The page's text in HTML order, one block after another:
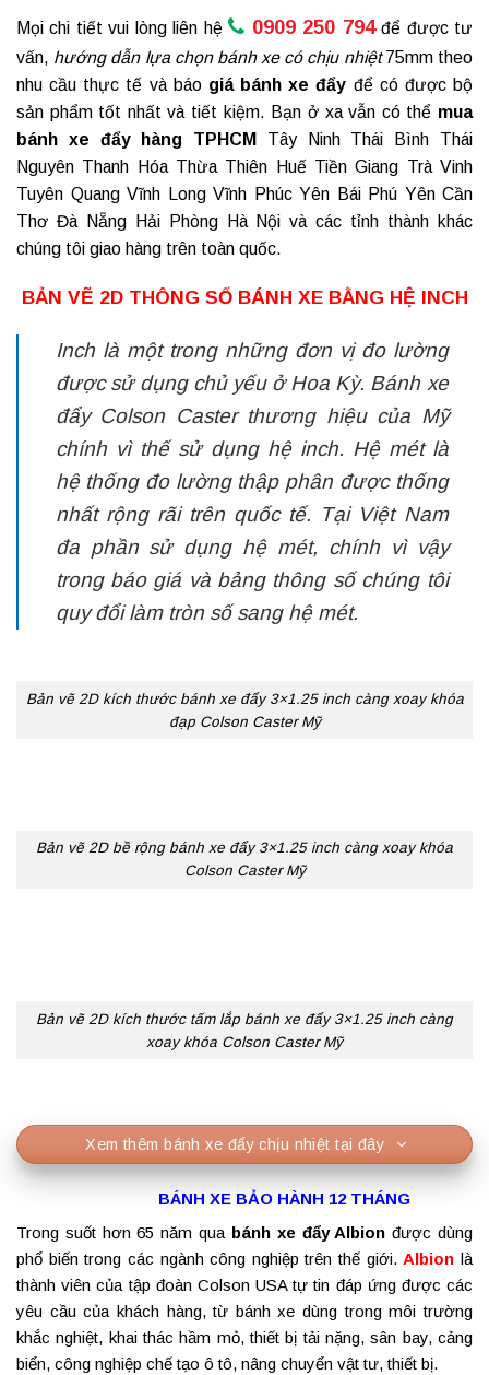
Mọi chi tiết vui lòng liên hệ 0909 250 794để được tư
vấn, hướng dẫn lựa chọn bánh xe có chịu nhiệt75mm theo
nhu cầu thực tế và báo giábánh xe đẩy để có được bộ
sản phẩm tốt nhất và tiết kiệm. Bạn ở xa vẫn có thể mua
bánh xe đẩy hàng TPHCM
Tây Ninh Thái Bình Thái
Nguyên Thanh Hóa Thừa Thiên Huế Tiền Giang Trà Vinh
Tuyên Quang Vĩnh Long Vĩnh Phúc Yên Bái Phú Yên Cần
Thơ Đà Nẵng Hải Phòng Hà Nội và các tỉnh thành khác
chúng tôi giao hàng trên toàn quốc.
BẢN VẼ 2D THÔNG SỐ BÁNH XE BẰNG HỆ INCH
Inch là một trong những đơn vị đo lường
được sử dụng chủ yếu ở Hoa Kỳ. Bánh xe
đẩy Colson Caster thương hiệu của Mỹ
chính vì thế sử dụng hệ inch. Hệ mét là
hệ thống đo lường thập phân được thống
nhất rộng rãi trên quốc tế. Tại Việt Nam
đa phần sử dụng hệ mét, chính vì vậy
trong báo giá và bảng thông số chúng tôi
quy đổi làm tròn số sang hệ mét.
Bản vẽ 2D kích thước bánh xe đẩy 3×1.25 inch càng xoay khóa
đạp Colson Caster Mỹ
Bản vẽ 2D bề rộng bánh xe đẩy 3×1.25 inch càng xoay khóa
Colson Caster Mỹ
Bản vẽ 2D kích thước tấm lắp bánh xe đẩy 3×1.25 inch càng
xoay khóa Colson Caster Mỹ
Xem thêm bánh xe đẩy chịu nhiệt tại đây
BÁNH XE BẢO HÀNH 12 THÁNG
Trong suốt hơn 65 năm qua bánh xe đẩy Albion được dùng
phổ biến trong các ngành công nghiệp trên thế giới. Albion là
thành viên của tập đoàn Colson USA tự tin đáp ứng được các
yêu cầu của khách hàng, từ bánh xe dùng trong môi trường
khắc nghiệt, khai thác hầm mỏ, thiết bị tải nặng, sân bay, cảng
biển, công nghiệp chế tạo ô tô, nâng chuyển vật tư, thiết bị.